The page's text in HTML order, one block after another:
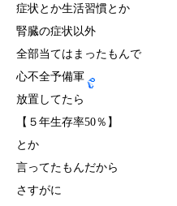
症状とか生活習慣とか
腎臓の症状以外
全部当てはまったもんで
心不全予備軍
放置してたら
【５年生存率50％】
とか
言ってたもんだから
さすがに